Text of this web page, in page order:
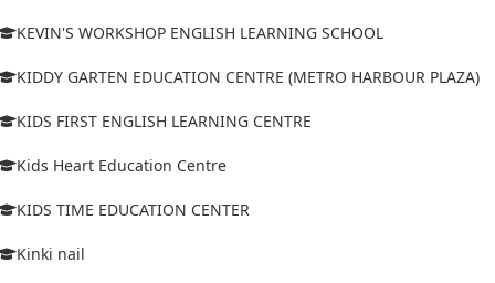
KEVIN'S WORKSHOP ENGLISH LEARNING SCHOOL
KIDDY GARTEN EDUCATION CENTRE (METRO HARBOUR PLAZA)
KIDS FIRST ENGLISH LEARNING CENTRE
Kids Heart Education Centre
KIDS TIME EDUCATION CENTER
Kinki nail